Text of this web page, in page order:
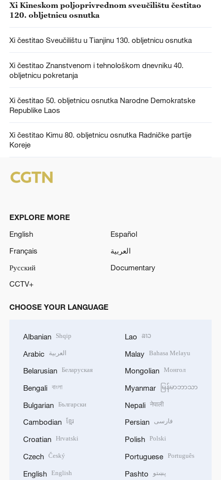
Xi Kineskom poljoprivrednom sveučilištu čestitao
120. obljetnicu osnutka
Xi čestitao Sveučilištu u Tianjinu 130. obljetnicu osnutka
Xi čestitao Znanstvenom i tehnološkom dnevniku 40.
obljetnicu pokretanja
Xi čestitao 50. obljetnicu osnutka Narodne Demokratske
Republike Laos
Xi čestitao Kimu 80. obljetnicu osnutka Radničke partije
Koreje
EXPLORE MORE
English
Español
Français
العربية
Русский
Documentary
CCTV+
CHOOSE YOUR LANGUAGE
Albanian Shqip
Arabic العربية
Belarusian Беларуская
Bengali বাংলা
Bulgarian Български
Cambodian ខ្មែរ
Croatian Hrvatski
Czech Český
English English
Lao ລາວ
Malay Bahasa Melayu
Mongolian Монгол
Myanmar မြန်မာဘာသာ
Nepali नेपाली
Persian فارسی
Polish Polski
Portuguese Português
Pashto پښتو